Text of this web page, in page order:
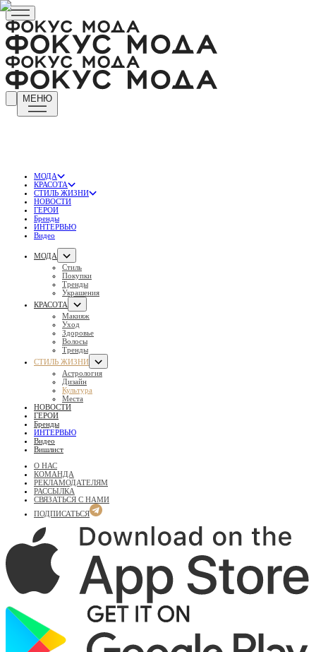
МЕНЮ
МОДА
КРАСОТА
СТИЛЬ ЖИЗНИ
НОВОСТИ
ГЕРОИ
Бренды
ИНТЕРВЬЮ
Видео
МОДА
Стиль
Покупки
Тренды
Украшения
КРАСОТА
Макияж
Уход
Здоровье
Волосы
Тренды
СТИЛЬ ЖИЗНИ
Астрология
Дизайн
Культура
Места
НОВОСТИ
ГЕРОИ
Бренды
ИНТЕРВЬЮ
Видео
Вишлист
О НАС
КОМАНДА
РЕКЛАМОДАТЕЛЯМ
РАССЫЛКА
СВЯЗАТЬСЯ С НАМИ
ПОДПИСАТЬСЯ